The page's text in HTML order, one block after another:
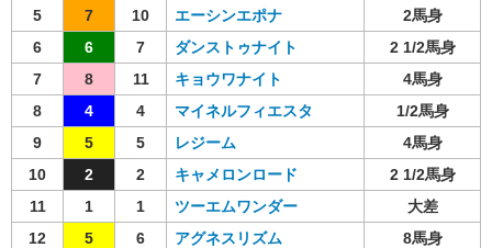
5
7 10 エーシンエポナ
2馬身
6
6 7 ダンストゥナイト
2 1/2馬身
7
8 11 キョウワナイト
4馬身
8
4 4 マイネルフィエスタ
1/2馬身
9
5 5 レジーム
4馬身
10
2 2 キャメロンロード
2 1/2馬身
11
1 1 ツーエムワンダー
大差
12
5 6 アグネスリズム 8馬身